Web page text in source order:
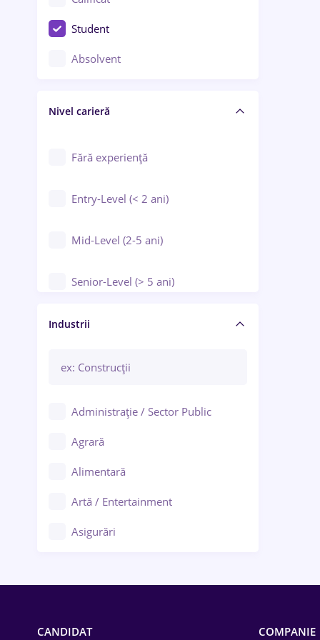
Construcții / Instalații
Controlul calității
Educație / Training / Arte
Student
Absolvent
Nivel carieră
Fără experiență
Entry-Level (< 2 ani)
Mid-Level (2-5 ani)
Senior-Level (> 5 ani)
Manager / Executiv
Industrii
Administrație / Sector Public
Agrară
Alimentară
Artă / Entertainment
Asigurări
CANDIDAT COMPANIE